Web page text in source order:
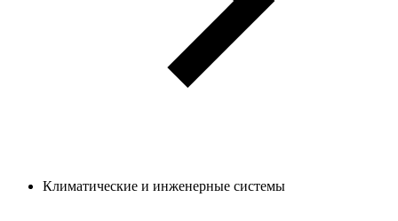
Климатические и инженерные системы